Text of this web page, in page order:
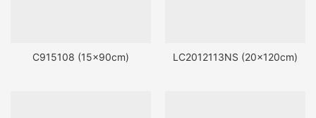
C915108 (15x90cm) LC2012113NS (20x120cm)